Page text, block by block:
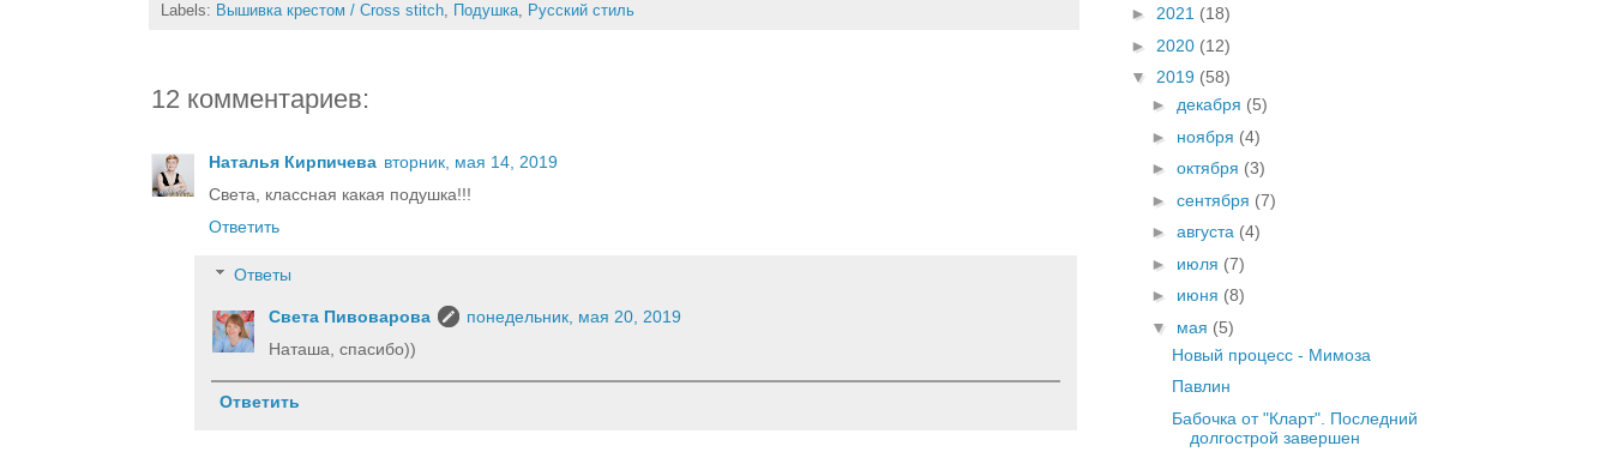
Labels: Вышивка крестом / Cross stitch Подушка Русский стиль
12 комментариев:
Наталья Кирпичева вторник, мая 14, 2019
Света, классная какая подушка!!!
Ответить
Ответы
Света Пивоварова
понедельник, мая 20, 2019
Наташа, спасибо))
Ответить
► 2021 (18)
► 2020 (12)
▼ 2019 (58)
► декабря (5)
► ноября (4)
► октября (3)
► сентября (7)
► августа (4)
► июля (7)
► июня (8)
▼ мая (5)
Новый процесс - Мимоза
Павлин
Бабочка от "Кларт". Последний
долгострой завершен